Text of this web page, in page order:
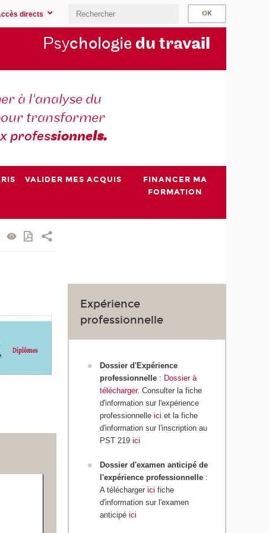
directs
Psychologie du travail
à l'analyse du
transformer
professionnels.
VALIDER MES ACQUIS
FINANCER MA
FORMATION
Expérience
professionnelle
Dossier d'Expérience
professionnelle : Dossier à
télécharger. Consulter la fiche
d'information sur l'expérience
professionnelle ici et la fiche
d'information sur l'inscription au
PST 219 ici
Dossier d'examen anticipé de
l'expérience professionnelle:
A télécharger ici fiche
d'information sur l'examen
anticipé ici